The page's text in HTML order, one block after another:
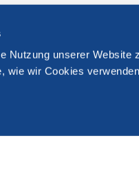
Nutzung unserer Website
wie wir Cookies